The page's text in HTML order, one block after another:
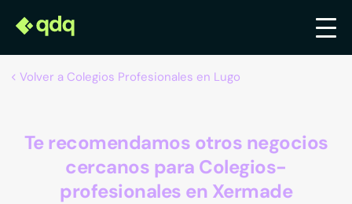
Volver a Colegios Profesionales en Lugo
Te recomendamos otros negocios
cercanos para Colegios-
profesionales en Xermade